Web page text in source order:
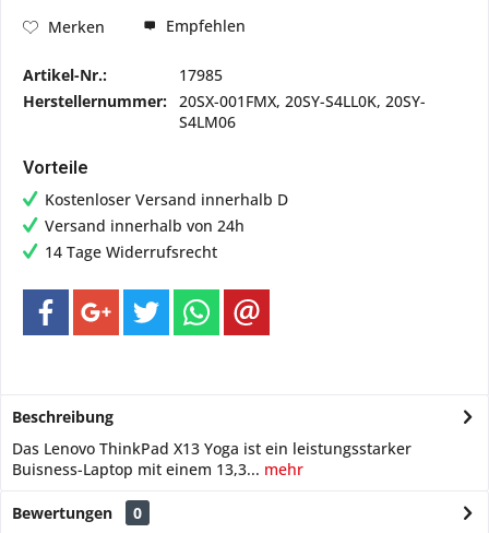
Merken Empfehlen
Artikel-Nr.:
17985
Herstellernummer: 20SX-001FMX, 20SY-S4LL0K, 20SY-
S4LM06
Vorteile
Kostenloser Versand innerhalb D
Versand innerhalb von 24h
14 Tage Widerrufsrecht
Beschreibung
Das Lenovo ThinkPad X13 Yoga ist ein leistungsstarker
Buisness-Laptop mit einem 13,3... mehr
Bewertungen
0